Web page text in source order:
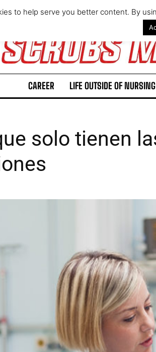
CAREER LIFE OUTSIDE OF NURSING
solo tienen
to help serve you better content. By